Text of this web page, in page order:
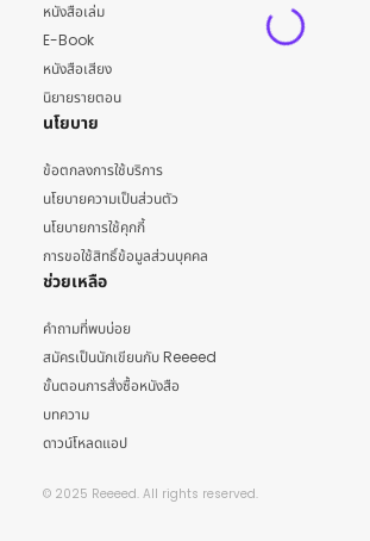
หนังสือเล่ม
E-Book
หนังสือเสียง
นิยายรายตอน
นโยบาย
ข้อตกลงการใช้บริการ
นโยบายความเป็นส่วนตัว
นโยบายการใช้คุกกี้
การขอใช้สิทธิ์ข้อมูลส่วนบุคคล
ช่วยเหลือ
คำถามที่พบบ่อย
สมัครเป็นนักเขียนกับ Reeeed
ขั้นตอนการสั่งซื้อหนังสือ
บทความ
ดาวน์โหลดแอป
© 2025 Reeeed. All rights reserved.